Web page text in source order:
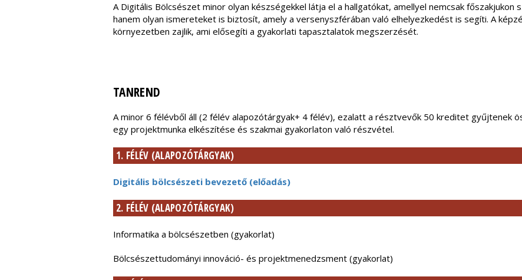
A Digitális Bölcsészet minor olyan készségekkel látja el a hallgatókat, amellyel nemcsak
hanem olyan ismereteket is biztosít, amely a versenyszférában való elhelyezkedést is segíti. A
környezetben zajlik, ami elősegíti a gyakorlati tapasztalatok megszerzését.
TANREND
A minor 6 félévből áll (2 félév alapozótárgyak+ 4 félév), ezalatt a résztvevők 50 kreditet gyűjtenek
egy projektmunka elkészítése és szakmai gyakorlaton való részvétel.
1. FÉLÉV (ALAPOZÓTÁRGYAK)
Digitális bölcsészeti bevezető (előadás)
2. FÉLÉV (ALAPOZÓTÁRGYAK)
Informatika a bölcsészetben (gyakorlat)
Bölcsészettudományi innováció- és projektmenedzsment (gyakorlat)